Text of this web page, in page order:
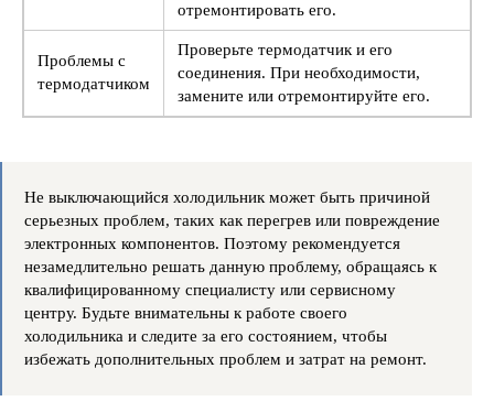
отремонтировать его.
Проблемы с
термодатчиком
Проверьте термодатчик и его
соединения. При необходимости,
замените или отремонтируйте его.
Не выключающийся холодильник может быть причиной
серьезных проблем, таких как перегрев или повреждение
электронных компонентов. Поэтому рекомендуется
незамедлительно решать данную проблему, обращаясь к
квалифицированному специалисту или сервисному
центру. Будьте внимательны к работе своего
холодильника и следите за его состоянием, чтобы
избежать дополнительных проблем и затрат на ремонт.